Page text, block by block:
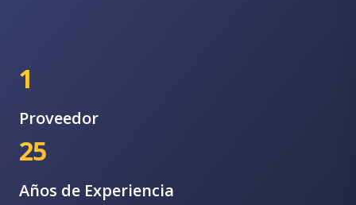
1
Proveedor
25
Años de Experiencia